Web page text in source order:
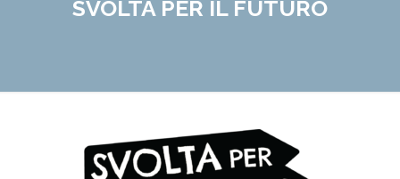
SVOLTA PER IL FUTURO